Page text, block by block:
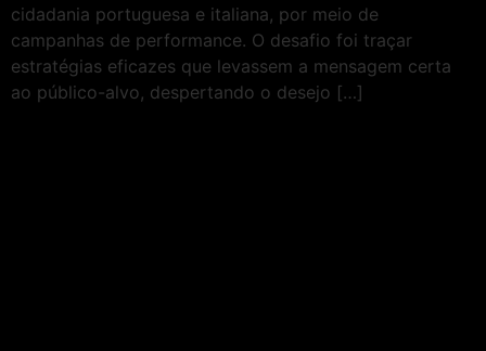
cidadania portuguesa e italiana, por meio de
campanhas de performance. O desafio foi traçar
estratégias eficazes que levassem a mensagem certa
ao público-alvo, despertando o desejo […]